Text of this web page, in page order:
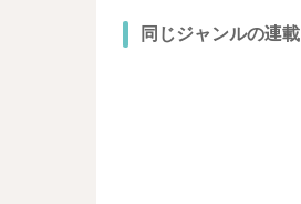
同じジャンルの連載